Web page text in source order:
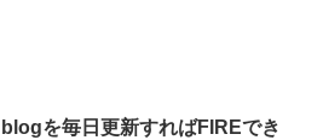
blogを毎日更新すればFIREでき